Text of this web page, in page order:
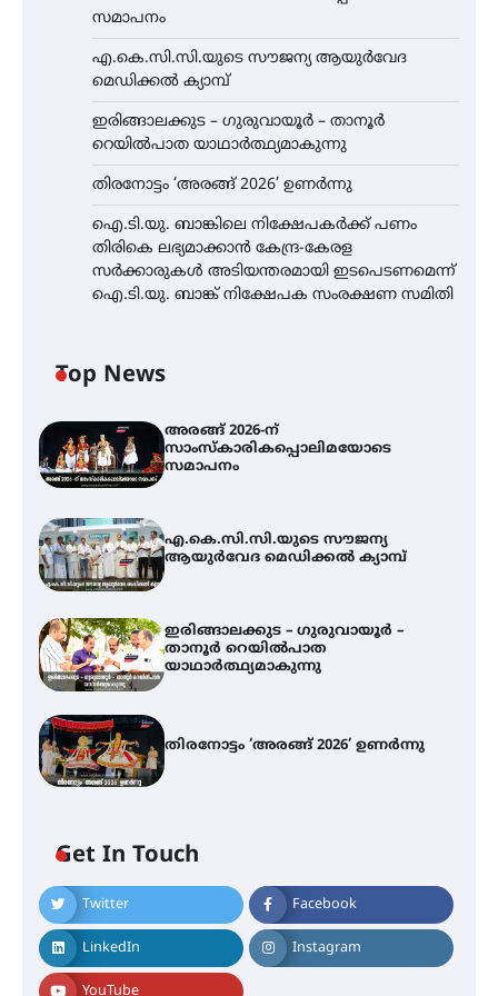
സമാപനം
എ.കെ.സി.സി.യുടെ സൗജന്യ ആയുർവേദ
മെഡിക്കൽ ക്യാമ്പ്
ഇരിങ്ങാലക്കുട – ഗുരുവായൂർ – താനൂർ
റെയിൽപാത യാഥാർത്ഥ്യമാകുന്നു
തിരനോട്ടം ‘അരങ്ങ് 2026’ ഉണർന്നു
ഐ.ടി.യു. ബാങ്കിലെ നിക്ഷേപകർക്ക് പണം
തിരികെ ലഭ്യമാക്കാൻ കേന്ദ്ര-കേരള
സർക്കാരുകൾ അടിയന്തരമായി ഇടപെടണമെന്ന്
ഐ.ടി.യു. ബാങ്ക് നിക്ഷേപക സംരക്ഷണ സമിതി
Top News
അരങ്ങ് 2026-ന്
സാംസ്കാരികപ്പൊലിമയോടെ
സമാപനം
എ.കെ.സി.സി.യുടെ സൗജന്യ
ആയുർവേദ മെഡിക്കൽ ക്യാമ്പ്
ഇരിങ്ങാലക്കുട – ഗുരുവായൂർ –
താനൂർ റെയിൽപാത
യാഥാർത്ഥ്യമാകുന്നു
തിരനോട്ടം ‘അരങ്ങ് 2026’ ഉണർന്നു
Get In Touch
Twitter Facebook
LinkedIn Instagram
YouTube
ഇരിങ്ങാലക്കുട – ഗുരുവായൂർ –
താനൂർ റെയിൽപാത
യാഥാർത്ഥ്യമാകുന്നു